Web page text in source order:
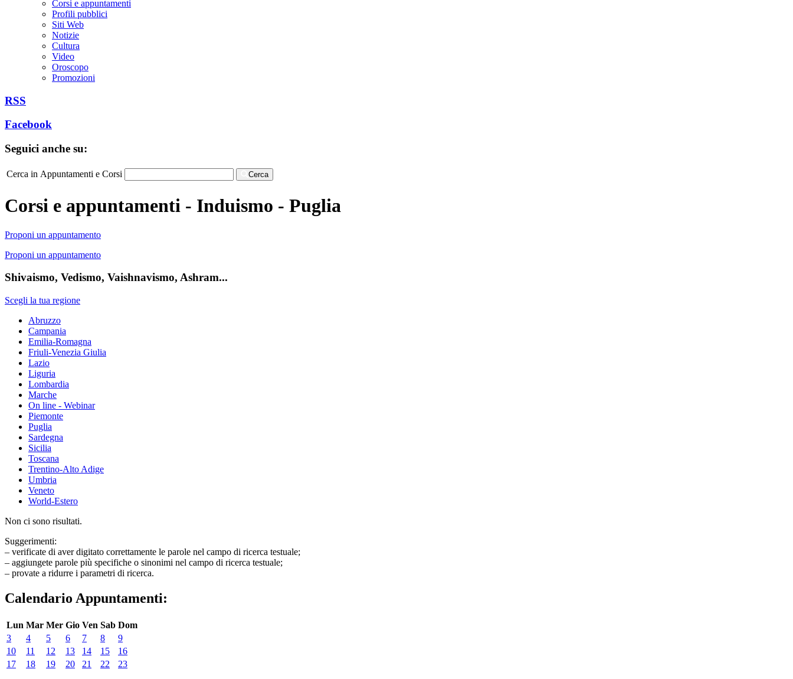
Corsi e appuntamenti
Profili pubblici
Siti Web
Notizie
Cultura
Video
Oroscopo
Promozioni
RSS
Facebook
Seguici anche su:
Cerca in Appuntamenti e Corsi Cerca
Corsi e appuntamenti - Induismo - Puglia
Proponi un appuntamento
Proponi un appuntamento
Shivaismo, Vedismo, Vaishnavismo, Ashram...
Scegli la tua regione
Abruzzo
Campania
Emilia-Romagna
Friuli-Venezia Giulia
Lazio
Liguria
Lombardia
Marche
On line - Webinar
Piemonte
Puglia
Sardegna
Sicilia
Toscana
Trentino-Alto Adige
Umbria
Veneto
World-Estero
Non ci sono risultati.
Suggerimenti:
– verificate di aver digitato correttamente le parole nel campo di ricerca testuale;
– aggiungete parole più specifiche o sinonimi nel campo di ricerca testuale;
– provate a ridurre i parametri di ricerca.
Calendario Appuntamenti:
Lun Mar Mer Gio Ven Sab Dom
3
4 5 6 7 8
9
10
11 12 13 14 15
16
17
18 19 20 21 22 23